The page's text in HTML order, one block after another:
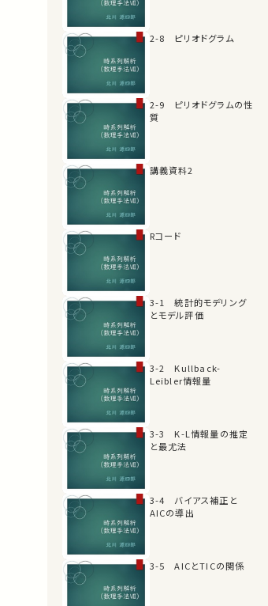
2-8 ピリオドグラム
2-9 ピリオドグラムの性
質
講義資料2
Rコード
3-1 統計的モデリング
とモデル評価
3-2 Kullback-
Leibler情報量
3-3 K-L情報量の推定
と最尤法
3-4 バイアス補正と
AICの導出
3-5 AICとTICの関係